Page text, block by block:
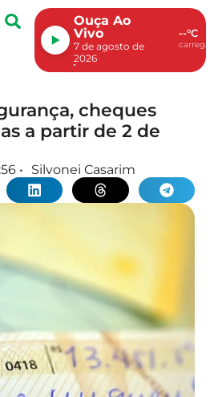
Ouça Ao
Vivo
7 de agosto de
2026
--°C
cheques
a partir de 2 de
• Silvonei Casarim